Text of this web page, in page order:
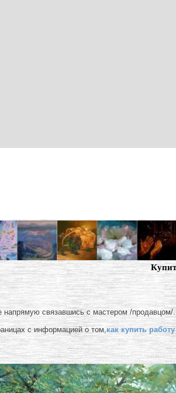
напрямую связавшись с мастером /продавцом/.
с информацией о том,как купить